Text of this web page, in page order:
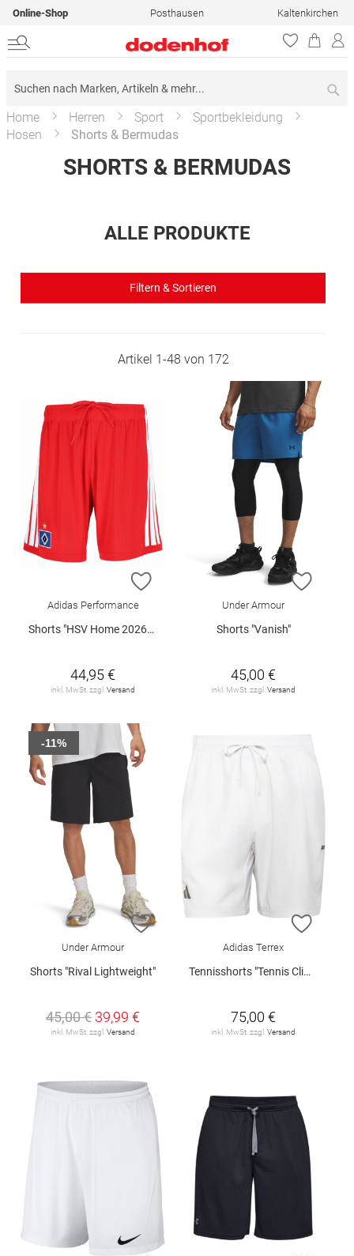
Online-Shop Posthausen Kaltenkirchen
Home Herren Sport
Sportbekleidung
Hosen
Shorts & Bermudas
SHORTS & BERMUDAS
ALLE PRODUKTE
Filtern & Sortieren
Artikel 1-48 von 172
ZUR WUNSCHLISTE HINZUFÜGEN
Adidas Performance
Shorts "HSV Home 2026/2027"
44,95 €
inkl. MwSt. zzgl. Versand
ZUR
Under Armour
Shorts "Vanish"
45,00 €
inkl. MwSt. zzgl. Versand
ZUR WUNSCHLISTE HINZUFÜGEN
Under Armour
Shorts "Rival Lightweight"
45,00 € 39,99 €
inkl. MwSt. zzgl. Versand
-11%
ZUR
Adidas Terrex
Tennisshorts "Tennis Climacool"
75,00 €
inkl. MwSt. zzgl. Versand